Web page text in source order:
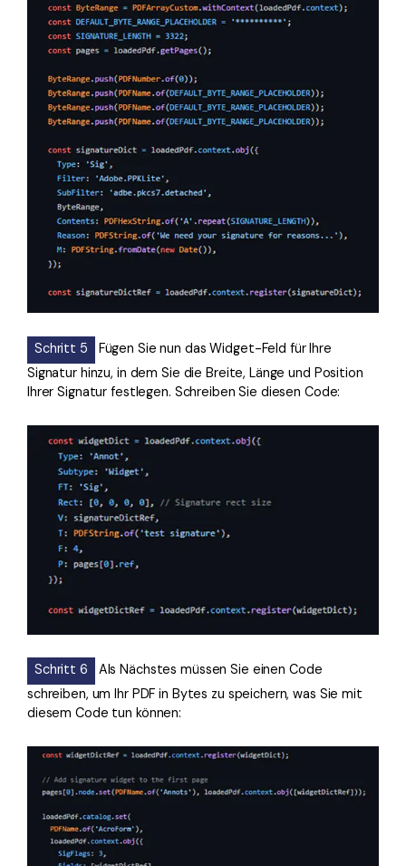
Schritt 5
Fügen Sie nun das Widget-Feld für Ihre
Signatur hinzu, in dem Sie die Breite, Länge und Position
Ihrer Signatur festlegen. Schreiben Sie diesen Code:
Schritt 6
Als Nächstes müssen Sie einen Code
schreiben, um Ihr PDF in Bytes zu speichern, was Sie mit
diesem Code tun können: